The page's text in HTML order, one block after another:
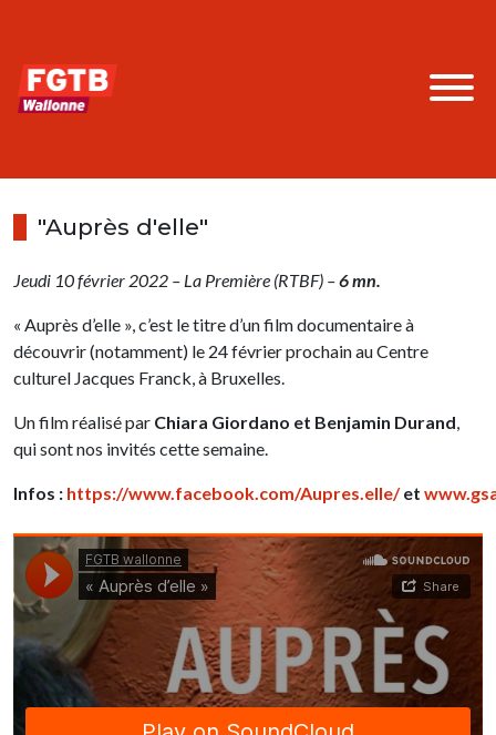
"Auprès d'elle"
Jeudi 10 février 2022 – La Première (RTBF) –6 mn.
« Auprès d’elle », c’est le titre d’un film documentaire à
découvrir (notamment) le 24 février prochain au Centre
culturel Jacques Franck, à Bruxelles.
Un film réalisé par Chiara Giordano et Benjamin Durand
qui sont nos invités cette semaine.
Infos : https://www.facebook.com/Aupres.elle/et